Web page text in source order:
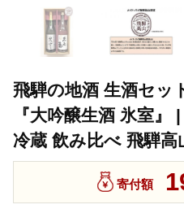
飛騨の地酒 生酒セッ
『大吟醸生酒 氷室』
冷蔵 飲み比べ 飛騨
寄付額